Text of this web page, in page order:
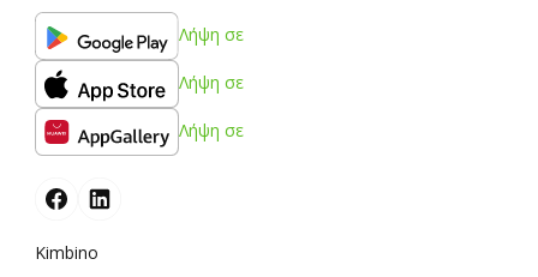
Λήψη σε
Λήψη σε
Λήψη σε
Kimbino